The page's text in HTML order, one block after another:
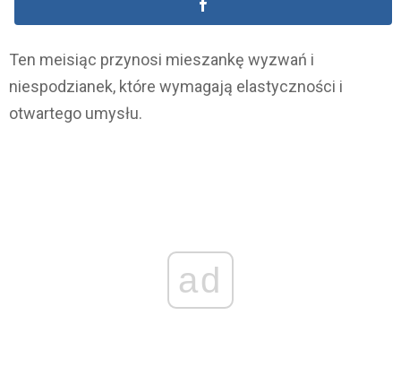
Ten meisiąc przynosi mieszankę wyzwań i
niespodzianek, które wymagają elastyczności i
otwartego umysłu.
ad